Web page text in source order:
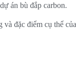
án bù đắp carbon.
đặc điểm cụ thể